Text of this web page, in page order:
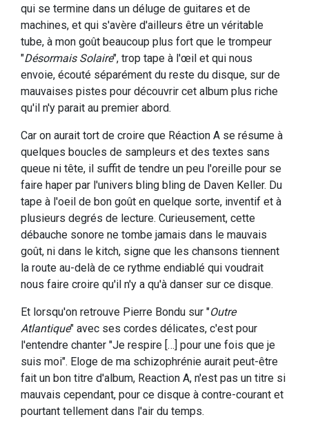
qui se termine dans un déluge de guitares et de
machines, et qui s'avère d'ailleurs être un véritable
tube, à mon goût beaucoup plus fort que le trompeur
"Désormais Solaire", trop tape à l'œil et qui nous
envoie, écouté séparément du reste du disque, sur de
mauvaises pistes pour découvrir cet album plus riche
qu'il n'y parait au premier abord.
Car on aurait tort de croire que Réaction A se résume à
quelques boucles de sampleurs et des textes sans
queue ni tête, il suffit de tendre un peu l'oreille pour se
faire haper par l'univers bling bling de Daven Keller. Du
tape à l'oeil de bon goût en quelque sorte, inventif et à
plusieurs degrés de lecture. Curieusement, cette
débauche sonore ne tombe jamais dans le mauvais
goût, ni dans le kitch, signe que les chansons tiennent
la route au-delà de ce rythme endiablé qui voudrait
nous faire croire qu'il n'y a qu'à danser sur ce disque.
Et lorsqu'on retrouve Pierre Bondu sur "Outre
Atlantique" avec ses cordes délicates, c'est pour
l'entendre chanter "Je respire […] pour une fois que je
suis moi". Eloge de ma schizophrénie aurait peut-être
fait un bon titre d'album, Reaction A, n'est pas un titre si
mauvais cependant, pour ce disque à contre-courant et
pourtant tellement dans l'air du temps.